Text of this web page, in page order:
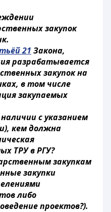
закупок
21 Закона,
разрабатывается
закупок на
в том числе
закупаемых
с указанием
кем должна
ТРУ в РГУ?
закупкам
закупки
либо
проектов?).